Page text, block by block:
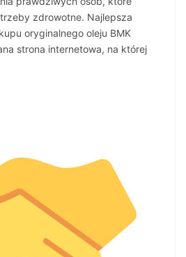
zdrowotne. Najlepsza
oryginalnego oleju BMK
strona internetowa, na której